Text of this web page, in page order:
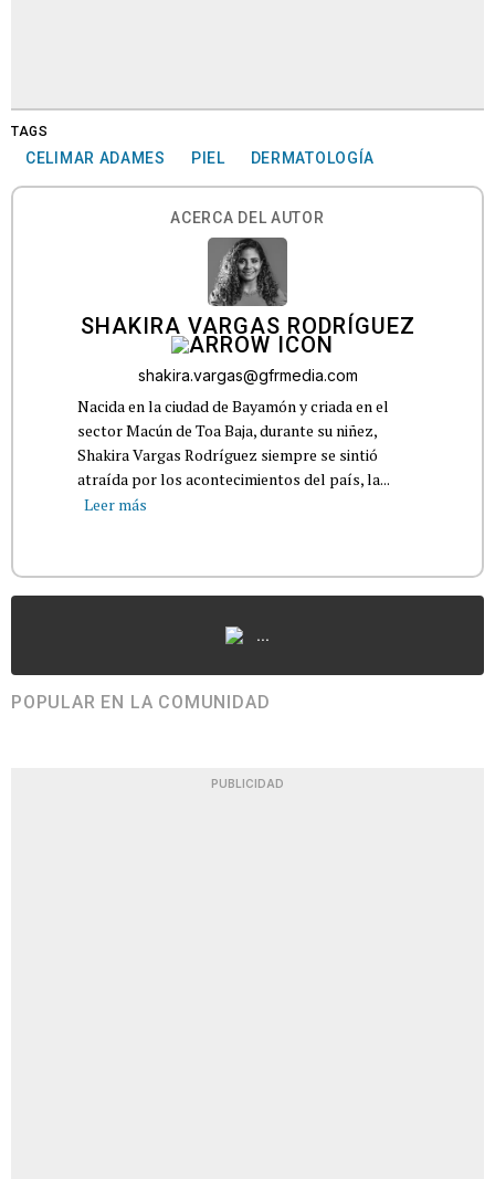
TAGS
CELIMAR ADAMES PIEL DERMATOLOGÍA
ACERCA DEL AUTOR
SHAKIRA VARGAS RODRÍGUEZ
shakira.vargas@gfrmedia.com
Nacida en la ciudad de Bayamón y criada en el
sector Macún de Toa Baja, durante su niñez,
Shakira Vargas Rodríguez siempre se sintió
atraída por los acontecimientos del país, la...
Leer más
...
POPULAR EN LA COMUNIDAD
PUBLICIDAD